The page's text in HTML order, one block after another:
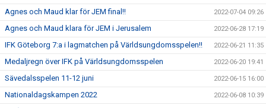
Agnes och Maud klar för JEM final!! 2022-07-04 09:26
Agnes och Maud klara för JEM i Jerusalem 2022-06-28 17:19
IFK Göteborg 7:a i lagmatchen på Världsungdomsspelen!! 2022-06-21 11:35
Medaljregn över IFK på Världsungdomsspelen 2022-06-20 19:41
Sävedalsspelen 11-12 juni 2022-06-15 16:00
Nationaldagskampen 2022 2022-06-08 10:39